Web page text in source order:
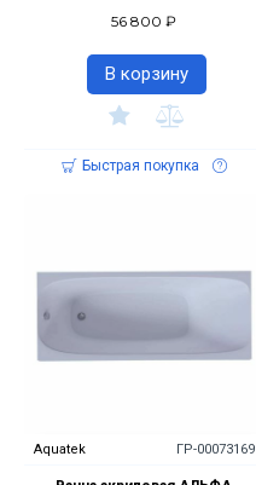
56 800 ₽
В корзину
Быстрая покупка
Aquatek ГР-00073169